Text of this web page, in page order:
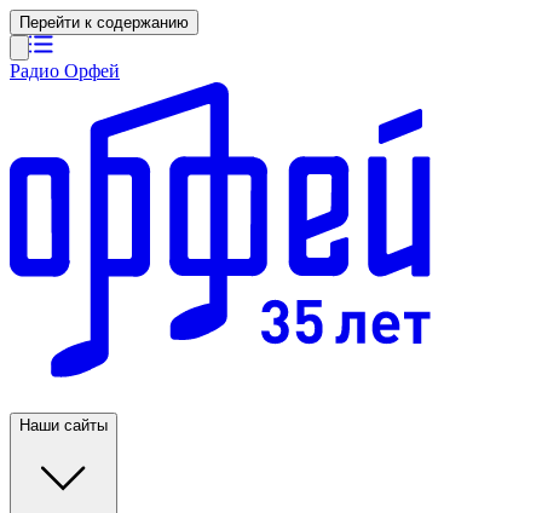
Перейти к содержанию
Радио Орфей
Наши сайты